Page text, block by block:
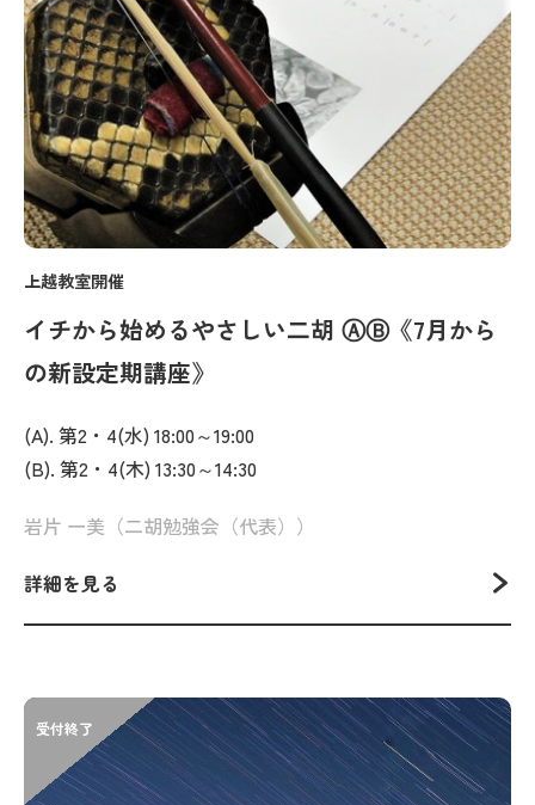
上越教室開催
イチから始めるやさしい二胡 ⒶⒷ《7月から
の新設定期講座》
(A). 第2・4(水) 18:00～19:00
(B). 第2・4(木) 13:30～14:30
岩片 一美（二胡勉強会（代表））
詳細を見る
受付終了